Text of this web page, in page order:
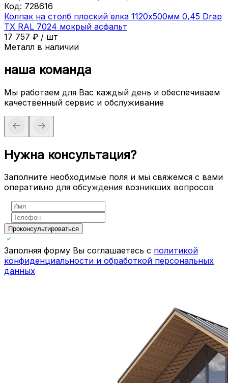
Код: 728616
Колпак на столб плоский елка 1120х500мм 0,45 Drap
ТХ RAL 7024 мокрый асфальт
17 757 ₽ / шт
Металл в наличии
наша команда
Мы работаем для Вас каждый день и обеспечиваем
качественный сервис и обслуживание
Нужна консультация?
Заполните необходимые поля и мы свяжемся с вами
оперативно для обсуждения возникших вопросов
Проконсультироваться
Заполняя форму Вы соглашаетесь с политикой
конфиденциальности и обработкой персональных
данных